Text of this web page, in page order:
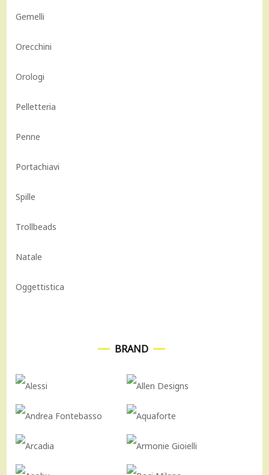
Gemelli
Orecchini
Orologi
Pelletteria
Penne
Portachiavi
Spille
Trollbeads
Natale
Oggettistica
BRAND